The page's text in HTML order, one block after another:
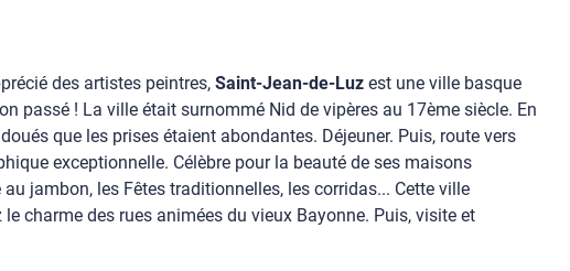
des artistes peintres, Saint-Jean-de-Luz est une ville basque
passé ! La ville était surnommé Nid de vipères au 17ème siècle. En
que les prises étaient abondantes. Déjeuner. Puis, route vers
exceptionnelle. Célèbre pour la beauté de ses maisons
jambon, les Fêtes traditionnelles, les corridas... Cette ville
charme des rues animées du vieux Bayonne. Puis, visite et